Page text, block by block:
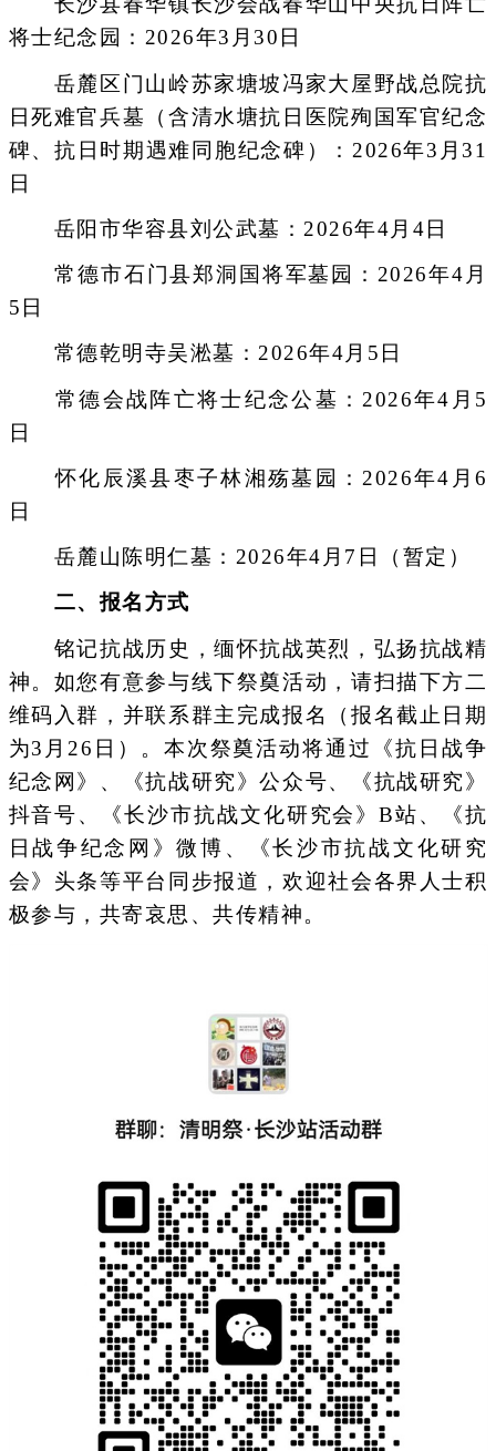
将士纪念园：2026年3月30日
岳麓区门山岭苏家塘坡冯家大屋野战总院抗
日死难官兵墓（含清水塘抗日医院殉国军官纪念
碑、抗日时期遇难同胞纪念碑）：2026年3月31
日
岳阳市华容县刘公武墓：2026年4月4日
常德市石门县郑洞国将军墓园：2026年4月
5日
常德乾明寺吴淞墓：2026年4月5日
常德会战阵亡将士纪念公墓：2026年4月5
日
怀化辰溪县枣子林湘殇墓园：2026年4月6
日
岳麓山陈明仁墓：2026年4月7日（暂定）
二、报名方式
铭记抗战历史，缅怀抗战英烈，弘扬抗战精
神。如您有意参与线下祭奠活动，请扫描下方二
维码入群，并联系群主完成报名（报名截止日期
为3月26日）。本次祭奠活动将通过《抗日战争
纪念网》、《抗战研究》公众号、《抗战研究》
抖音号、《长沙市抗战文化研究会》B站、《抗
日战争纪念网》微博、《长沙市抗战文化研究
会》头条等平台同步报道，欢迎社会各界人士积
极参与，共寄哀思、共传精神。